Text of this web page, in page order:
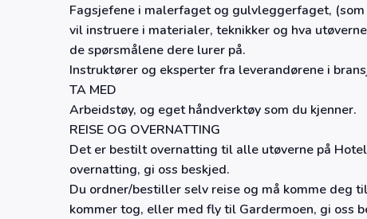
Fagsjefene i malerfaget og gulvleggerfaget,
vil instruere i materialer, teknikker og hva
de spørsmålene dere lurer på.
Instruktører og eksperter fra leverandørene i
TA MED
Arbeidstøy, og eget håndverktøy som du kjenner.
REISE OG OVERNATTING
Det er bestilt overnatting til alle utøverne på
overnatting, gi oss beskjed.
Du ordner/bestiller selv reise og må komme deg
kommer tog, eller med fly til Gardermoen, gi oss